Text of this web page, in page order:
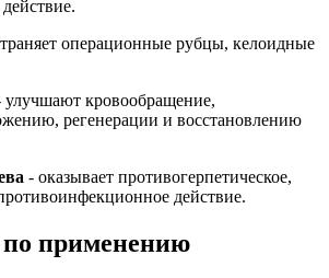
операционные рубцы, келоидные
улучшают кровообращение,
регенерации и восстановлению
- оказывает противогерпетическое,
действие.
применению